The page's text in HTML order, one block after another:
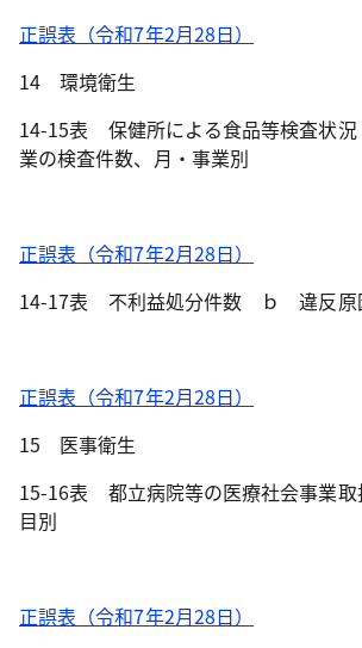
正誤表（令和7年2月28日）
14 環境衛生
14-15表 保健所による食品等検査状
業の検査件数、月・事業別
正誤表（令和7年2月28日）
14-17表 不利益処分件数 ｂ 違反原
正誤表（令和7年2月28日）
15 医事衛生
15-16表 都立病院等の医療社会事業
目別
正誤表（令和7年2月28日）